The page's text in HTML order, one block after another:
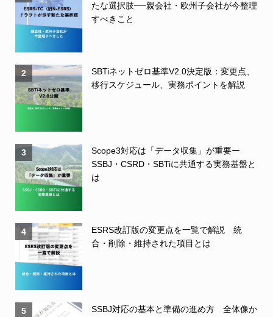
たな選択肢──親会社・欧州子会社が今整理
すべきこと
2
SBTiネットゼロ基準V2.0決定版：変更点、
移行スケジュール、実務ポイントを解説
3
Scope3対応は「データ収集」が重要ー
SSBJ・CSRD・SBTiに共通する実務基盤と
は
4
ESRS改訂版の変更点を一覧で解説 統
合・削除・維持された項目とは
5
SSBJ対応の基本と準備の進め方 全体像か